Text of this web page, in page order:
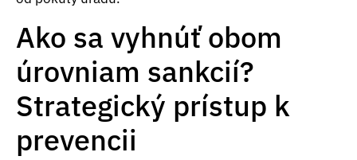
Ako sa vyhnúť obom
úrovniam sankcií?
Strategický prístup k
prevencii